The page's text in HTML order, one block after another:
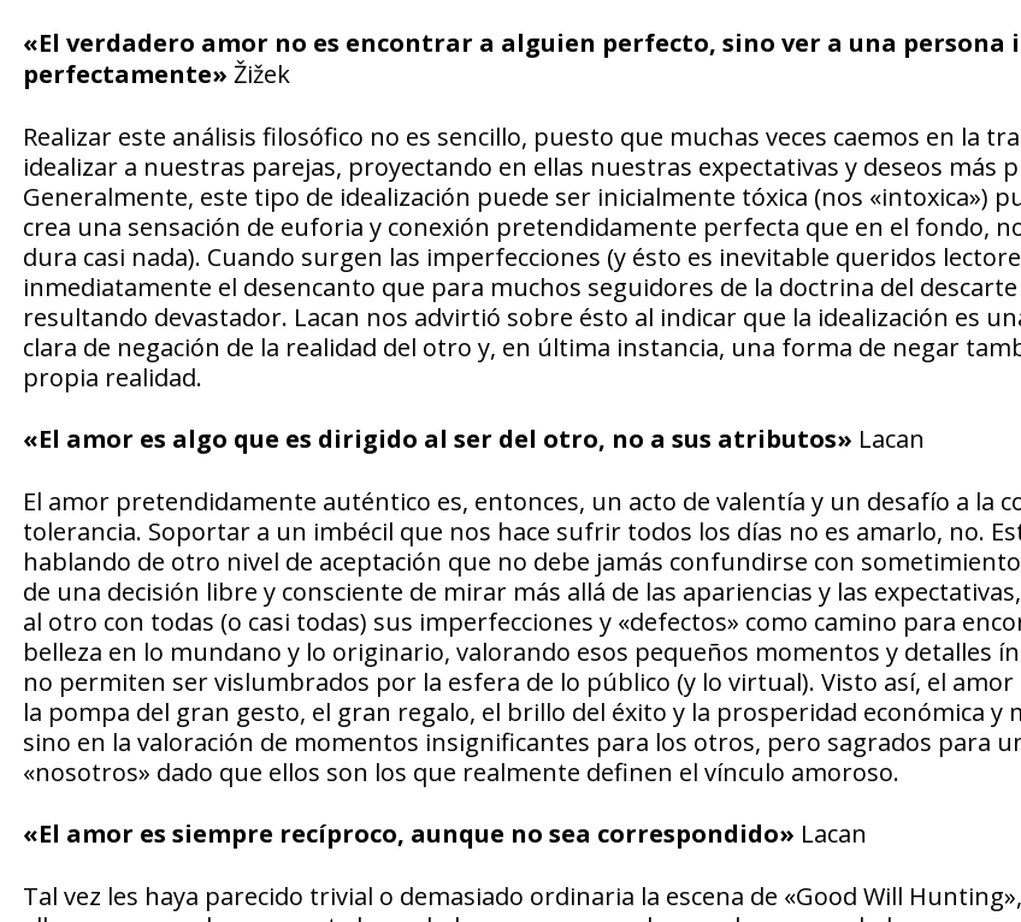
«El verdadero amor no es encontrar a alguien perfecto, sino ver a una persona
perfectamente» Žižek
Realizar este análisis filosófico no es sencillo, puesto que muchas veces caemos en la
idealizar a nuestras parejas, proyectando en ellas nuestras expectativas y deseos más
Generalmente, este tipo de idealización puede ser inicialmente tóxica (nos «intoxica»)
crea una sensación de euforia y conexión pretendidamente perfecta que en el fondo,
dura casi nada). Cuando surgen las imperfecciones (y ésto es inevitable queridos
inmediatamente el desencanto que para muchos seguidores de la doctrina del
resultando devastador. Lacan nos advirtió sobre ésto al indicar que la idealización es
clara de negación de la realidad del otro y, en última instancia, una forma de negar
propia realidad.
«El amor es algo que es dirigido al ser del otro, no a sus atributos» Lacan
El amor pretendidamente auténtico es, entonces, un acto de valentía y un desafío a la
tolerancia. Soportar a un imbécil que nos hace sufrir todos los días no es amarlo, no.
hablando de otro nivel de aceptación que no debe jamás confundirse con
de una decisión libre y consciente de mirar más allá de las apariencias y las
al otro con todas (o casi todas) sus imperfecciones y «defectos» como camino para
belleza en lo mundano y lo originario, valorando esos pequeños momentos y detalles
no permiten ser vislumbrados por la esfera de lo público (y lo virtual). Visto así, el amor
la pompa del gran gesto, el gran regalo, el brillo del éxito y la prosperidad económica y
sino en la valoración de momentos insignificantes para los otros, pero sagrados para
«nosotros» dado que ellos son los que realmente definen el vínculo amoroso.
«El amor es siempre recíproco, aunque no sea correspondido» Lacan
Tal vez les haya parecido trivial o demasiado ordinaria la escena de «Good Will